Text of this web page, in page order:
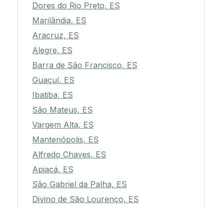
Dores do Rio Preto, ES
Marilândia, ES
Aracruz, ES
Alegre, ES
Barra de São Francisco, ES
Guaçuí, ES
Ibatiba, ES
São Mateus, ES
Vargem Alta, ES
Mantenópolis, ES
Alfredo Chaves, ES
Apiacá, ES
São Gabriel da Palha, ES
Divino de São Lourenço, ES